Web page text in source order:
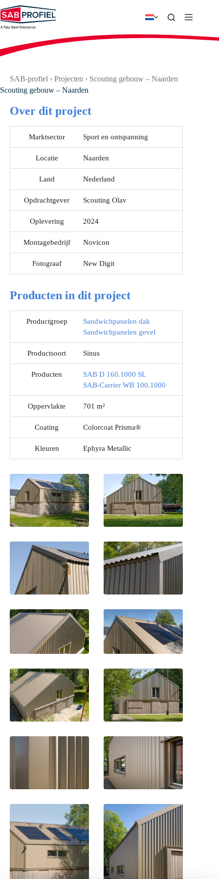
naar
de
inhoud
SAB-profiel › Projecten › Scouting gebouw – Naarden
Scouting gebouw – Naarden
Over dit project
Marktsector Sport en ontspanning
Locatie Naarden
Land Nederland
Opdrachtgever Scouting Olav
Oplevering 2024
Montagebedrijf Novicon
Fotograaf New Digit
Producten in dit project
Productgroep
Sandwichpanelen dak
Sandwichpanelen gevel
Productsoort Sinus
Producten
SAB D 160.1000 SL
SAB-Carrier WB 100.1000
Oppervlakte 701 m²
Coating Colorcoat Prisma®
Kleuren Ephyra Metallic